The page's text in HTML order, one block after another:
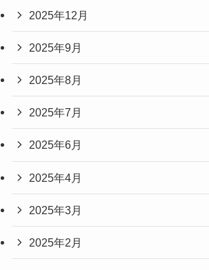
2025年12月
2025年9月
2025年8月
2025年7月
2025年6月
2025年4月
2025年3月
2025年2月